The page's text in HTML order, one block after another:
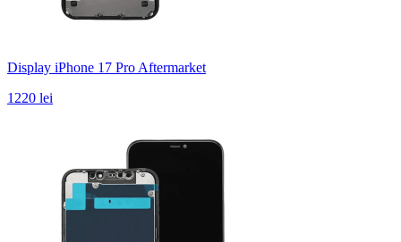
Display iPhone 17 Pro Aftermarket
1220 lei